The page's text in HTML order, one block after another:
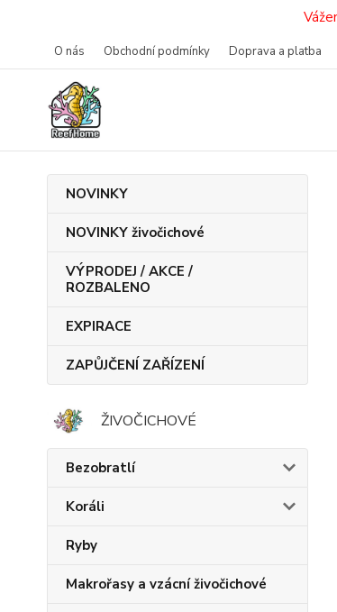
O nás Obchodní podmínky Doprava a platba
NOVINKY
NOVINKY živočichové
VÝPRODEJ / AKCE /
ROZBALENO
EXPIRACE
ZAPŮJČENÍ ZAŘÍZENÍ
ŽIVOČICHOVÉ
Bezobratlí
Koráli
Ryby
Makrořasy a vzácní živočichové